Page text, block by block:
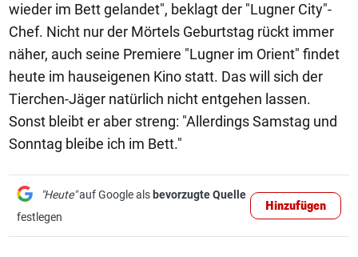
wieder im Bett gelandet", beklagt der "Lugner City"-
Chef. Nicht nur der Mörtels Geburtstag rückt immer
näher, auch seine Premiere "Lugner im Orient" findet
heute im hauseigenen Kino statt. Das will sich der
Tierchen-Jäger natürlich nicht entgehen lassen.
Sonst bleibt er aber streng: "Allerdings Samstag und
Sonntag bleibe ich im Bett."
"Heute"auf Google als bevorzugte Quelle
festlegen
Hinzufügen